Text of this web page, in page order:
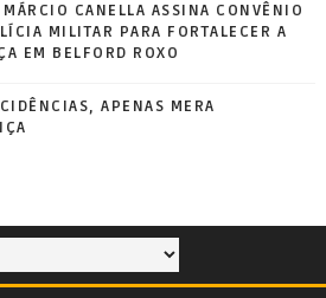
CANELLA ASSINA CONVÊNIO
MILITAR PARA FORTALECER A
EM BELFORD ROXO
APENAS MERA